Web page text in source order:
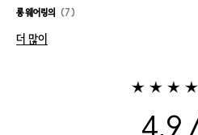
롱웨어링의 7
더 많이
4.9